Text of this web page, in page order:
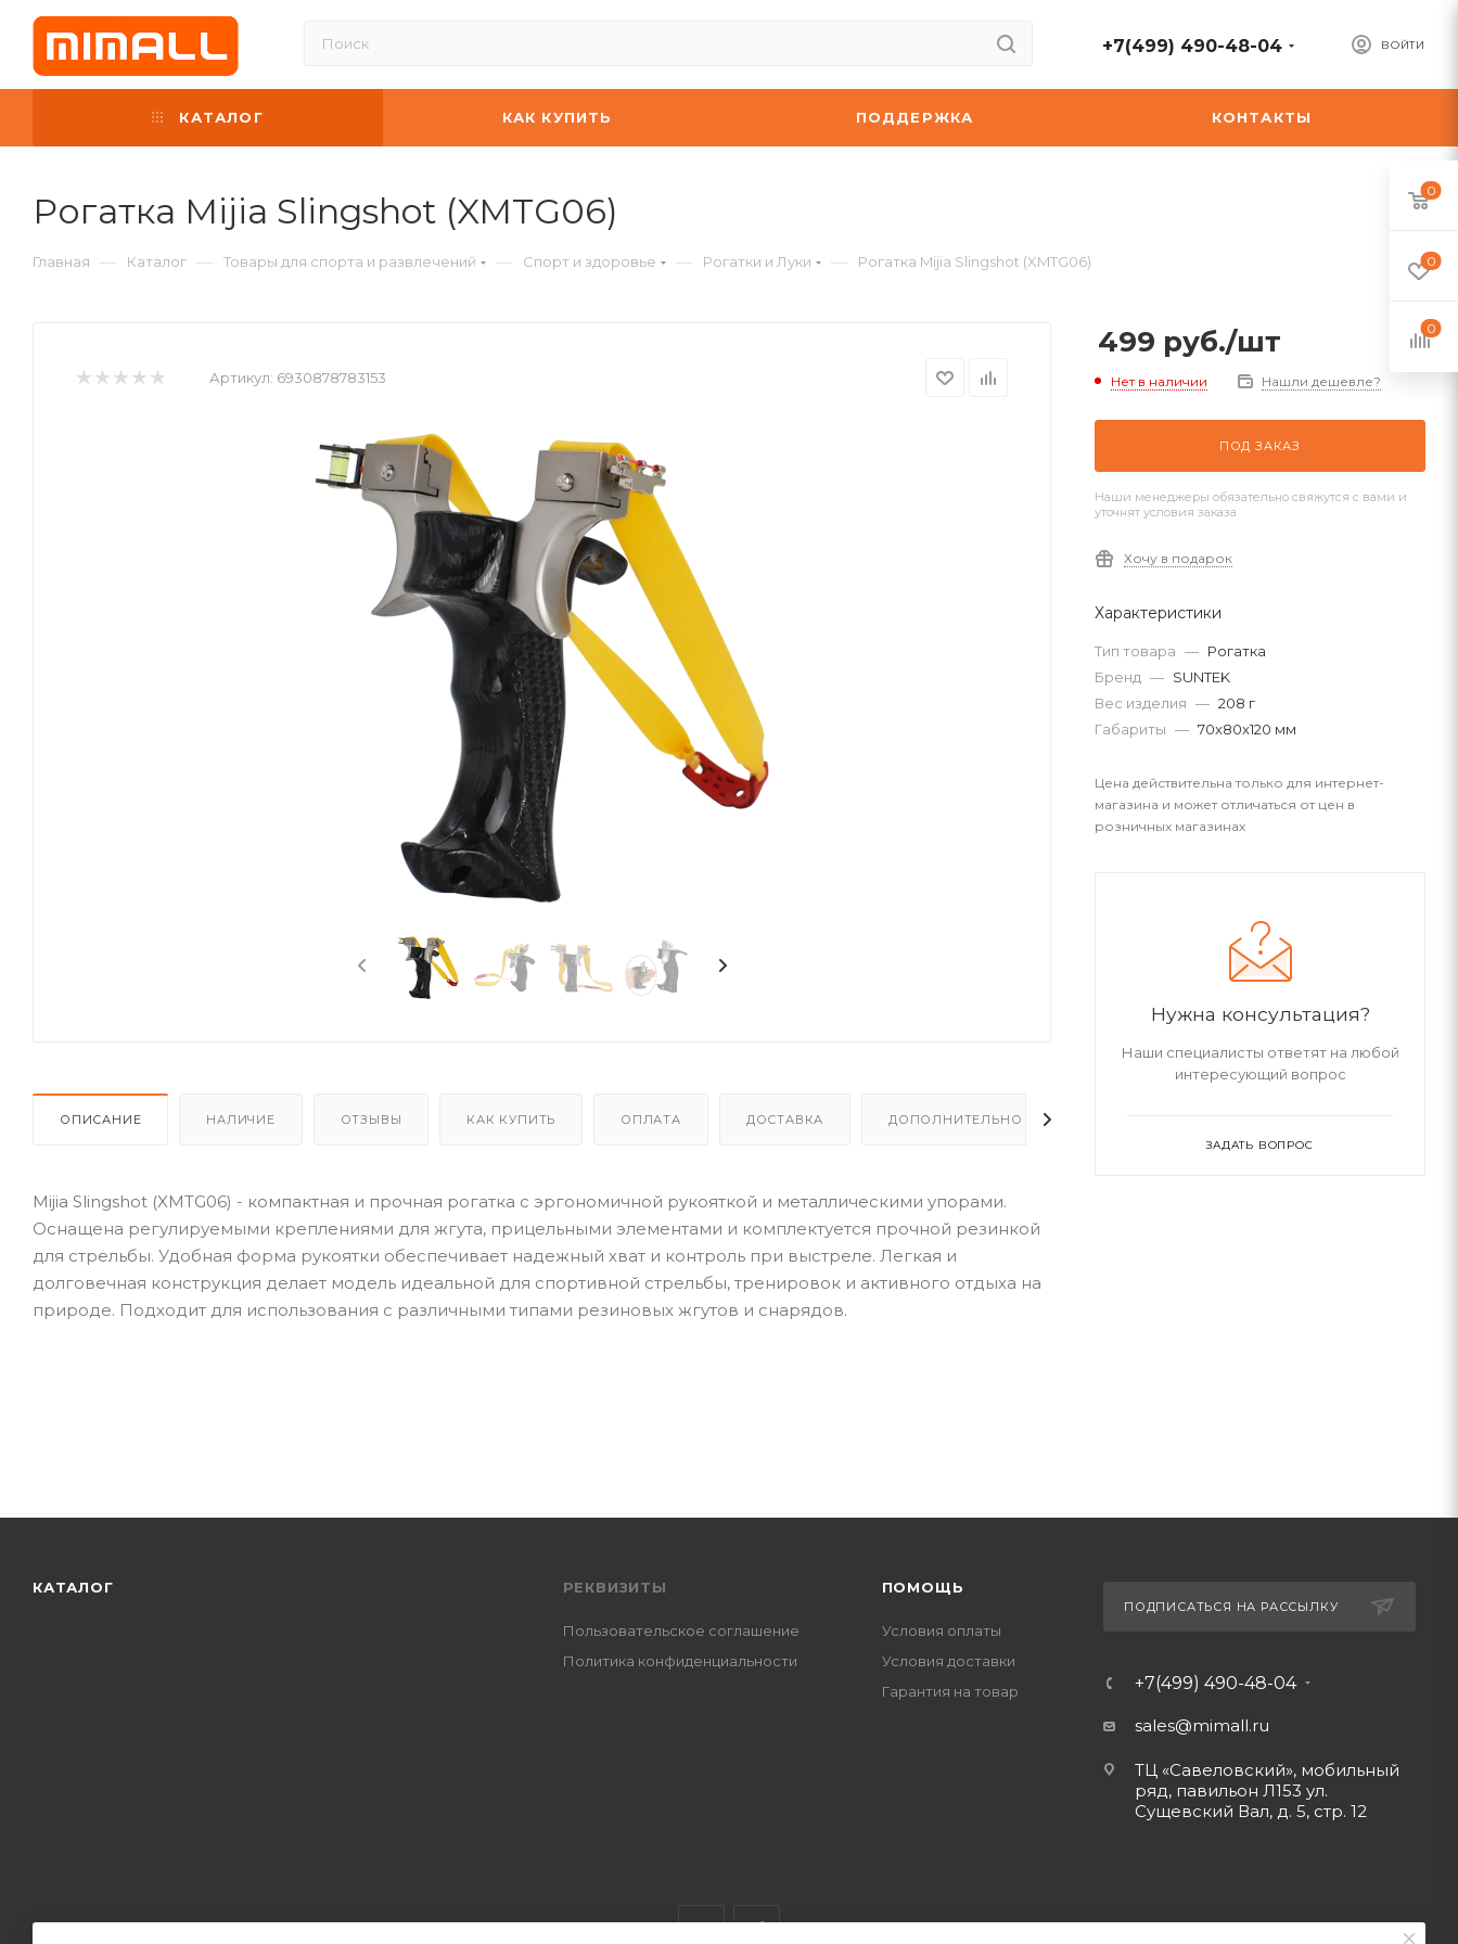
ВОЙТИ
+7(499) 490-48-04
КАТАЛОГ КАК КУПИТЬ ПОДДЕРЖКА КОНТАКТЫ
Рогатка Mijia Slingshot (XMTG06)
Главная — Каталог — Товары для спорта и развлечений — Спорт и здоровье — Рогатки и Луки — Рогатка Mijia Slingshot (XMTG06)
Артикул: 6930878783153
ОПИСАНИЕ НАЛИЧИЕ ОТЗЫВЫ КАК КУПИТЬ ОПЛАТА ДОСТАВКА ДОПОЛНИТЕЛЬНО
Mijia Slingshot (XMTG06) - компактная и прочная рогатка с эргономичной рукояткой и металлическими упорами.
Оснащена регулируемыми креплениями для жгута, прицельными элементами и комплектуется прочной резинкой
для стрельбы. Удобная форма рукоятки обеспечивает надежный хват и контроль при выстреле. Легкая и
долговечная конструкция делает модель идеальной для спортивной стрельбы, тренировок и активного отдыха на
природе. Подходит для использования с различными типами резиновых жгутов и снарядов.
499 руб./шт
Нет в наличии Нашли дешевле?
ПОД ЗАКАЗ
Наши менеджеры обязательно свяжутся с вами и
уточнят условия заказа
Хочу в подарок
Характеристики
Тип товара — Рогатка
Бренд — SUNTEK
Вес изделия — 208 г
Габариты — 70x80x120 мм
Цена действительна только для интернет-
магазина и может отличаться от цен в
розничных магазинах
Нужна консультация?
Наши специалисты ответят на любой
интересующий вопрос
ЗАДАТЬ ВОПРОС
КАТАЛОГ РЕКВИЗИТЫ
Пользовательское соглашение
Политика конфиденциальности
ПОМОЩЬ
Условия оплаты
Условия доставки
Гарантия на товар
ПОДПИСАТЬСЯ НА РАССЫЛКУ
+7(499) 490-48-04
sales@mimall.ru
ТЦ «Савеловский», мобильный
ряд, павильон Л153 ул.
Сущевский Вал, д. 5, стр. 12
0
0
0